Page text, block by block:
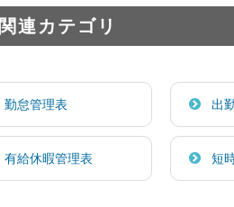
関連カテゴリ
勤怠管理表 出
有給休暇管理表 短